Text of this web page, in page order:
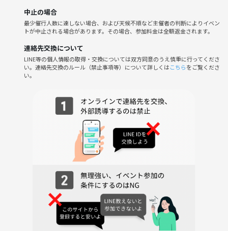
中止の場合
最少催行人数に達しない場合、および天候不順など主催者の判断によりイベン
トが中止される場合があります。その場合、参加料金は全額返金されます。
連絡先交換について
LINE等の個人情報の取得・交換については双方同意のうえ慎重に行ってくださ
い。連絡先交換のルール（禁止事項等）について詳しくはこちらをご覧くださ
い。